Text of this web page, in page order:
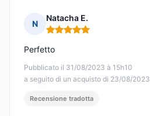
N
Natacha E.
Nota: 5 su 5
Pubblicato il 31/08/2023 à 15h10
a seguito di un acquisto di 23/08/2023
Perfetto
Recensione tradotta